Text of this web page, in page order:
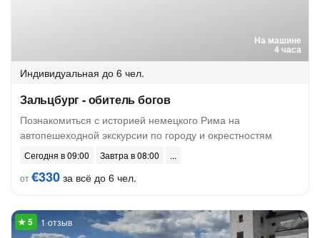
На машине
4 часа
Индивидуальная до 6 чел.
Зальцбург - обитель богов
Познакомиться с историей немецкого Рима на
автопешеходной экскурсии по городу и окрестностям
Сегодня в 09:00
Завтра в 08:00
от€330 за всё до 6 чел.
1 отзыв